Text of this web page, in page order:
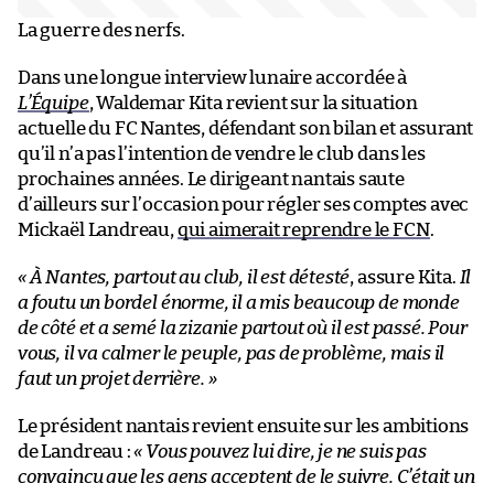
La guerre des nerfs.
Dans une longue interview lunaire accordée à
L’Équipe, Waldemar Kita revient sur la situation
actuelle du FC Nantes, défendant son bilan et assurant
qu’il n’a pas l’intention de vendre le club dans les
prochaines années. Le dirigeant nantais saute
d’ailleurs sur l’occasion pour régler ses comptes avec
Mickaël Landreau, qui aimerait reprendre le FCN.
« À Nantes, partout au club, il est détesté, assure Kita. Il
a foutu un bordel énorme, il a mis beaucoup de monde
de côté et a semé la zizanie partout où il est passé. Pour
vous, il va calmer le peuple, pas de problème, mais il
faut un projet derrière. »
Le président nantais revient ensuite sur les ambitions
de Landreau :« Vous pouvez lui dire, je ne suis pas
convaincu que les gens acceptent de le suivre. C’était un